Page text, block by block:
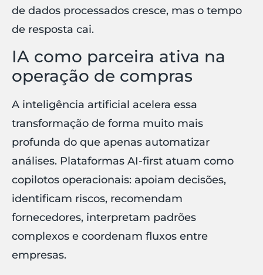
de dados processados cresce, mas o tempo
de resposta cai.
IA como parceira ativa na
operação de compras
A inteligência artificial acelera essa
transformação de forma muito mais
profunda do que apenas automatizar
análises. Plataformas AI-first atuam como
copilotos operacionais: apoiam decisões,
identificam riscos, recomendam
fornecedores, interpretam padrões
complexos e coordenam fluxos entre
empresas.